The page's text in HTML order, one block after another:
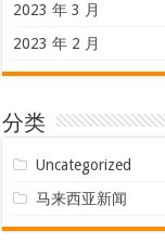
2023 年 3 月
2023 年 2 月
分类
Uncategorized
马来西亚新闻